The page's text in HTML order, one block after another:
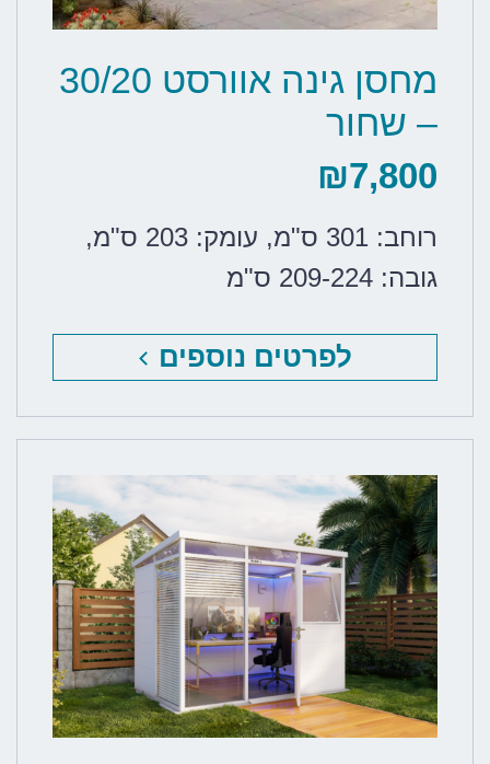
מחסן גינה אוורסט 30/20
– שחור
₪7,800
רוחב: 301 ס"מ , עומק: 203 ס"מ
,
גובה: 209-224 ס"מ
לפרטים נוספים